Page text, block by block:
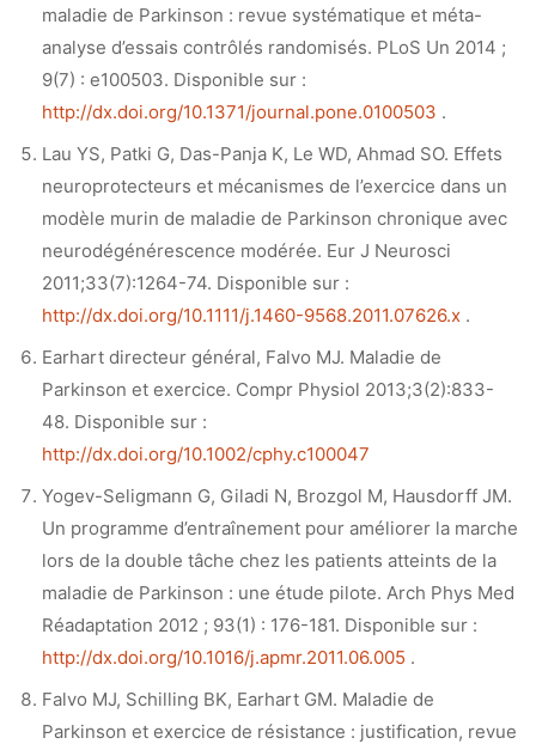
maladie de Parkinson : revue systématique et méta-
analyse d’essais contrôlés randomisés. PLoS Un 2014 ;
9(7) : e100503. Disponible sur :
http://dx.doi.org/10.1371/journal.pone.0100503 .
Lau YS, Patki G, Das-Panja K, Le WD, Ahmad SO. Effets
neuroprotecteurs et mécanismes de l’exercice dans un
modèle murin de maladie de Parkinson chronique avec
neurodégénérescence modérée. Eur J Neurosci
2011;33(7):1264-74. Disponible sur :
http://dx.doi.org/10.1111/j.1460-9568.2011.07626.x .
Earhart directeur général, Falvo MJ. Maladie de
Parkinson et exercice. Compr Physiol 2013;3(2):833-
48. Disponible sur :
http://dx.doi.org/10.1002/cphy.c100047
Yogev-Seligmann G, Giladi N, Brozgol M, Hausdorff JM.
Un programme d’entraînement pour améliorer la marche
lors de la double tâche chez les patients atteints de la
maladie de Parkinson : une étude pilote. Arch Phys Med
Réadaptation 2012 ; 93(1) : 176-181. Disponible sur :
http://dx.doi.org/10.1016/j.apmr.2011.06.005 .
Falvo MJ, Schilling BK, Earhart GM. Maladie de
Parkinson et exercice de résistance : justification, revue